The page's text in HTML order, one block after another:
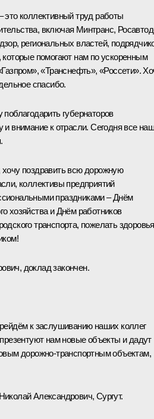
это коллективный труд работы
включая Минтранс,
региональных властей,
которые помогают нам по ускоренным
«Транснефть», «Россети».
спасибо.
губернаторов
и внимание к отрасли. Сегодня все
поздравить всю дорожную
коллективы предприятий
праздниками – Днём
хозяйства и Днём работников
транспорта, пожелать здоровья
доклад закончен.
к заслушиванию наших коллег
нам новые объекты и дадут
дорожно-транспортным объектам,
Александрович, Сургут.